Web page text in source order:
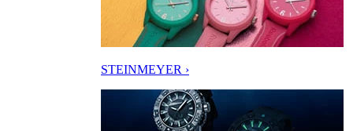
STEINMEYER ›